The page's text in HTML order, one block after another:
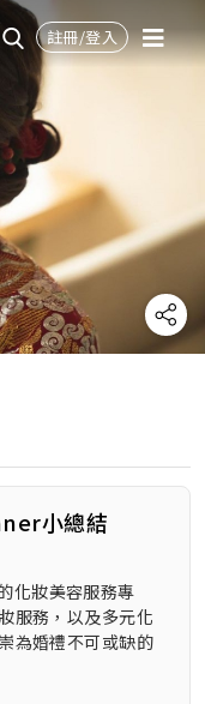
註冊/登入
小總結
化妝美容服務專
服務，以及多元化
為婚禮不可或缺的